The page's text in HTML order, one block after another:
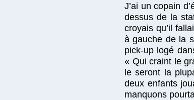
J’ai un copain
dessus de la
croyais qu’il
à gauche de la
pick-up logé
« Qui craint le
le seront la
deux enfants
manquons